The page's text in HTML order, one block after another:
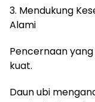
3. Mendukung
Alami
Pencernaan
kuat.
Daun ubi